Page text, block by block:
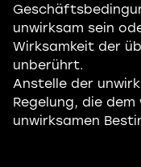
unwirksam sein
Wirksamkeit der
unberührt.
Anstelle der
Regelung, die
unwirksamen